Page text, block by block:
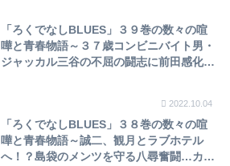
「ろくでなしBLUES」３９巻の数々の喧
嘩と青春物語～３７歳コンビニバイト男・
ジャッカル三谷の不屈の闘志に前田感化！
2022.10.04
「ろくでなしBLUES」３８巻の数々の喧
嘩と青春物語～誠二、観月とラブホテル
へ！？島袋のメンツを守る八尋奮闘…カリ